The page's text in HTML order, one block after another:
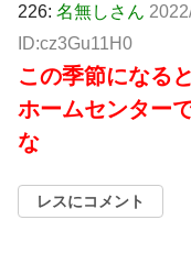
226: 名無しさん
ID:cz3Gu11H0
この季節になる
ホームセンター
な
レスにコメント